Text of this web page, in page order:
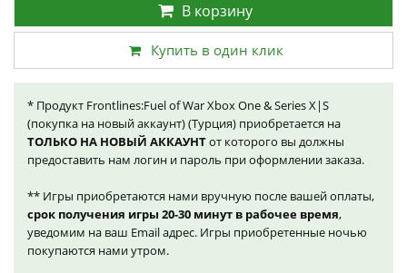
В корзину
Купить в один клик
* Продукт Frontlines:Fuel of War Xbox One & Series X|S
(покупка на новый аккаунт) (Турция) приобретается на
ТОЛЬКО НА НОВЫЙ АККАУНТот которого вы должны
предоставить нам логин и пароль при оформлении заказа.
** Игры приобретаются нами вручную после вашей оплаты,
срок получения игры 20-30 минут в рабочее время,
уведомим на ваш Email адрес. Игры приобретенные ночью
покупаются нами утром.